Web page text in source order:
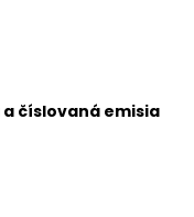
číslovaná emisia